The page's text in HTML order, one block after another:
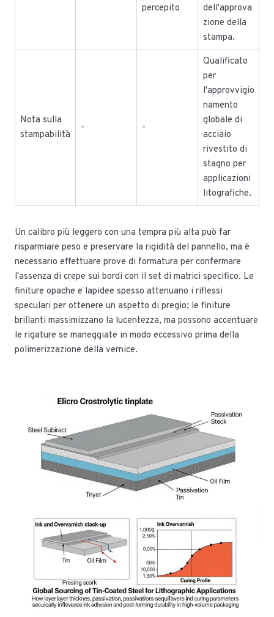
percepito
dell'approva
zione della
stampa.
Nota sulla
stampabilità
- -
Qualificato
per
l'approvvigio
namento
globale di
acciaio
rivestito di
stagno per
applicazioni
litografiche.
Un calibro più leggero con una tempra più alta può far
risparmiare peso e preservare la rigidità del pannello, ma è
necessario effettuare prove di formatura per confermare
l'assenza di crepe sui bordi con il set di matrici specifico. Le
finiture opache e lapidee spesso attenuano i riflessi
speculari per ottenere un aspetto di pregio; le finiture
brillanti massimizzano la lucentezza, ma possono accentuare
le rigature se maneggiate in modo eccessivo prima della
polimerizzazione della vernice.